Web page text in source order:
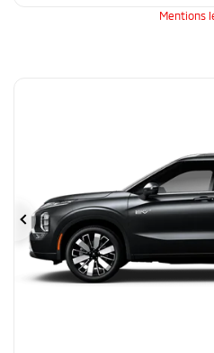
Mentions
Précédent